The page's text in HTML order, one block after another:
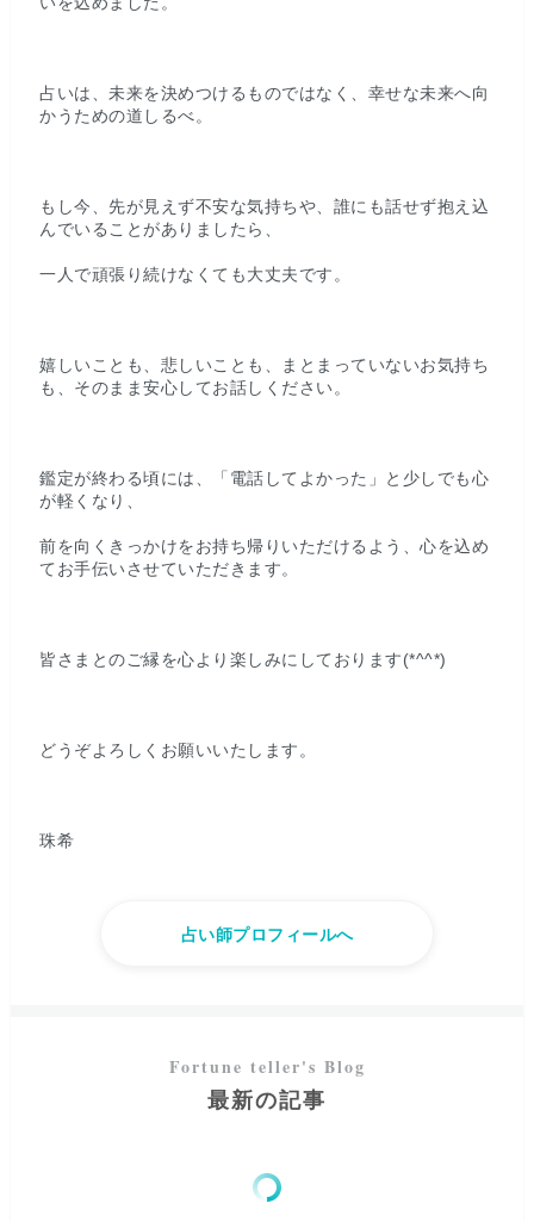
占いは、未来を決めつけるものではなく、幸せな未来へ向
かうための道しるべ。
もし今、先が見えず不安な気持ちや、誰にも話せず抱え込
んでいることがありましたら、
一人で頑張り続けなくても大丈夫です。
嬉しいことも、悲しいことも、まとまっていないお気持ち
も、そのまま安心してお話しください。
鑑定が終わる頃には、「電話してよかった」と少しでも心
が軽くなり、
前を向くきっかけをお持ち帰りいただけるよう、心を込め
てお手伝いさせていただきます。
皆さまとのご縁を心より楽しみにしております(*^^*)
どうぞよろしくお願いいたします。
珠希
占い師プロフィールへ
最新の記事